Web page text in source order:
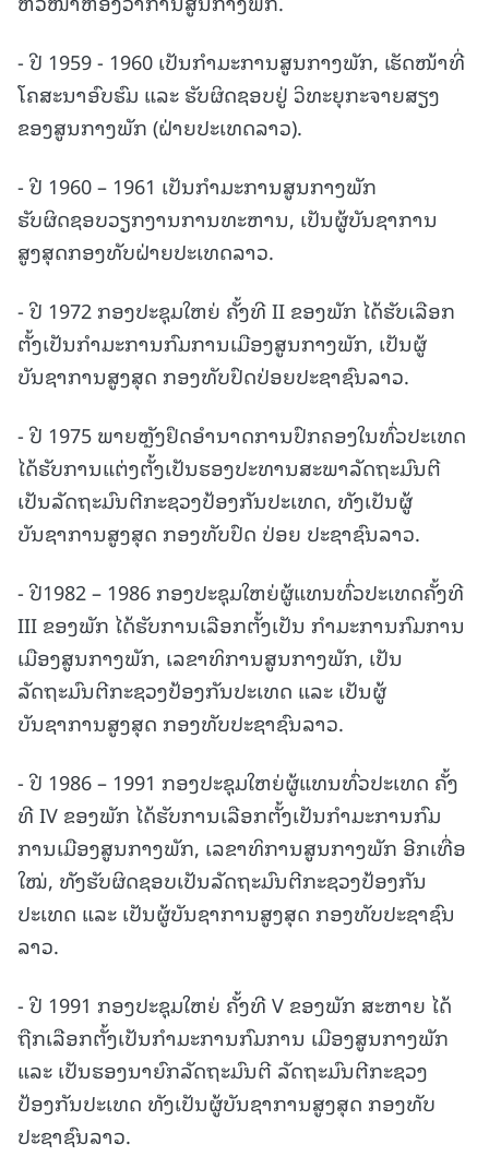
- ປີ 1959 - 1960 ເປັນກໍາມະການສູນກາງພັກ, ເຮັດໜ້າທີ່
ໂຄສະນາອົບຮົມ ແລະ ຮັບຜິດຊອບຢູ່ ວິທະຍຸກະຈາຍສຽງ
ຂອງສູນກາງພັກ (ຝ່າຍປະເທດລາວ).
- ປີ 1960 – 1961 ເປັນກໍາມະການສູນກາງພັກ
ຮັບຜິດຊອບວຽກງານການທະຫານ, ເປັນຜູ້ບັນຊາການ
ສູງສຸດກອງທັບຝ່າຍປະເທດລາວ.
- ປີ 1972 ກອງປະຊຸມໃຫຍ່ ຄັ້ງທີ II ຂອງພັກ ໄດ້ຮັບເລືອກ
ຕັ້ງເປັນກໍາມະການກົມການເມືອງສູນກາງພັກ, ເປັນຜູ້
ບັນຊາການສູງສຸດ ກອງທັບປົດປ່ອຍປະຊາຊົນລາວ.
- ປີ 1975 ພາຍຫຼັງຢຶດອໍານາດການປົກຄອງໃນທົ່ວປະເທດ
ໄດ້ຮັບການແຕ່ງຕັ້ງເປັນຮອງປະທານສະພາລັດຖະມົນຕີ
ເປັນລັດຖະມົນຕີກະຊວງປ້ອງກັນປະເທດ, ທັງເປັນຜູ້
ບັນຊາການສູງສຸດ ກອງທັບປົດ ປ່ອຍ ປະຊາຊົນລາວ.
- ປີ1982 – 1986 ກອງປະຊຸມໃຫຍ່ຜູ້ແທນທົ່ວປະເທດຄັ້ງທີ
III ຂອງພັກ ໄດ້ຮັບການເລືອກຕັ້ງເປັນ ກໍາມະການກົມການ
ເມືອງສູນກາງພັກ, ເລຂາທິການສູນກາງພັກ, ເປັນ
ລັດຖະມົນຕີກະຊວງປ້ອງກັນປະເທດ ແລະ ເປັນຜູ້
ບັນຊາການສູງສຸດ ກອງທັບປະຊາຊົນລາວ.
- ປີ 1986 – 1991 ກອງປະຊຸມໃຫຍ່ຜູ້ແທນທົ່ວປະເທດ ຄັ້ງ
ທີ IV ຂອງພັກ ໄດ້ຮັບການເລືອກຕັ້ງເປັນກໍາມະການກົມ
ການເມືອງສູນກາງພັກ, ເລຂາທິການສູນກາງພັກ ອີກເທື່ອ
ໃໝ່, ທັງຮັບຜິດຊອບເປັນລັດຖະມົນຕີກະຊວງປ້ອງກັນ
ປະເທດ ແລະ ເປັນຜູ້ບັນຊາການສູງສຸດ ກອງທັບປະຊາຊົນ
ລາວ.
- ປີ 1991 ກອງປະຊຸມໃຫຍ່ ຄັ້ງທີ V ຂອງພັກ ສະຫາຍ ໄດ້
ຖືກເລືອກຕັ້ງເປັນກໍາມະການກົມການ ເມືອງສູນກາງພັກ
ແລະ ເປັນຮອງນາຍົກລັດຖະມົນຕີ ລັດຖະມົນຕີກະຊວງ
ປ້ອງກັນປະເທດ ທັງເປັນຜູ້ບັນຊາການສູງສຸດ ກອງທັບ
ປະຊາຊົນລາວ.